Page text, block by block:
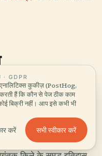
कैसल यूनाइटेड किंगडम के
· GDPR
कुकीज़ (PostHog,
हैं कि कौन से पेज ठीक काम
बिक्री नहीं। आप इसे कभी भी
करें सभी स्वीकार करें